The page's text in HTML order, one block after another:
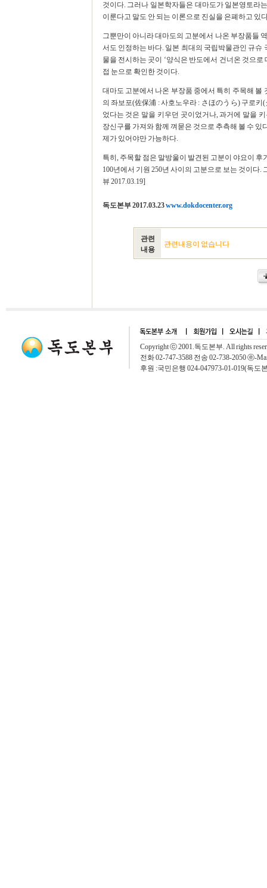
것이다. 그러나 일본학자들은 대마도가 일본영토라
이룬다고 말도 안 되는 이론으로 진실을 은폐하고 있
그뿐만이 아니라 대마도의 고분에서 나온 부장품들
서도 인정하는 바다. 일본 최대의 국립박물관인 규
물을 전시하는 곳이 ‘양식은 반도에서 건너온 것으
접 눈으로 확인한 것이다.
대마도 고분에서 나온 부장품 중에서 특히 주목해
의 좌보포(佐保浦 : 사호노우라 : さほのうら) 구로
었다는 것은 말을 키우던 곳이었거나, 과거에 말을
장신구를 가져와 함께 껴묻은 것으로 추측해 볼 수
제가 있어야만 가능하다.
특히, 주목할 점은 말방울이 발견된 고분이 야요이
100년에서 기원 250년 사이의 고분으로 보는 것이다
뷰 2017.03.19]
독도본부 2017.03.23www.dokdocenter.org
관련
내용
관련내용이 없습니다
Copyright ⓒ 2001.독도본부. All rights
전화 02-747-3588 전송 02-738-2050 ⓔ-
후원 :국민은행 024-047973-01-019(독도